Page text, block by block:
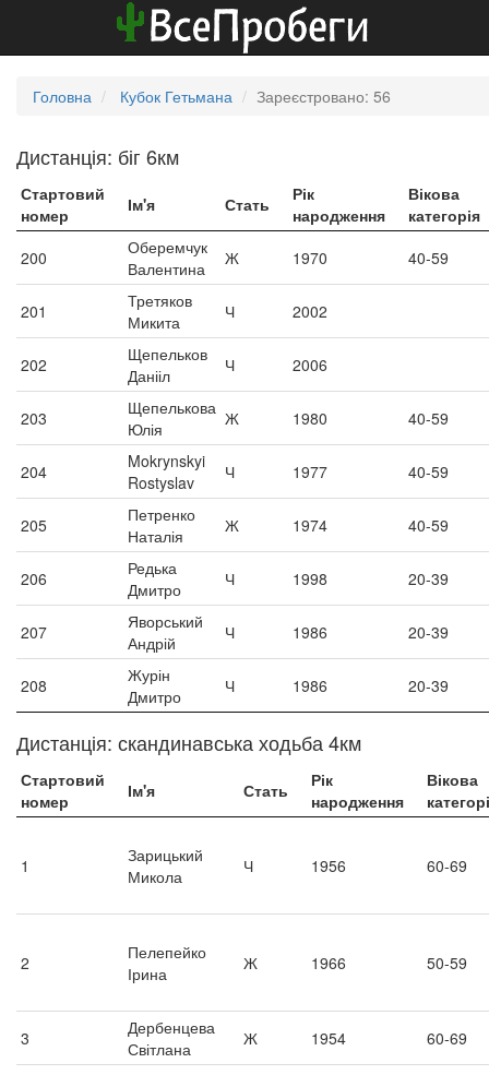
Головна Кубок Гетьмана Зареєстровано: 56
Дистанція: біг 6км
Стартовий
номер
Ім'я Стать
Рік
народження
Вікова
категорія
200
Оберемчук
Валентина
Ж 1970 40-59
201
Третяков
Микита
Ч 2002
202
Щепельков
Данііл
Ч 2006
203
Щепелькова
Юлія
Ж 1980 40-59
204
Mokrynskyi
Rostyslav
Ч 1977 40-59
205
Петренко
Наталія
Ж 1974 40-59
206
Редька
Дмитро
Ч 1998 20-39
207
Яворський
Андрій
Ч 1986 20-39
208
Журін
Дмитро
Ч 1986 20-39
Дистанція: скандинавська ходьба 4км
Стартовий
номер
Ім'я Стать
Рік
народження
Вікова
1
Зарицький
Микола
Ч 1956 60-69
2
Пелепейко
Ірина
Ж 1966 50-59
3
Дербенцева
Світлана
Ж 1954 60-69